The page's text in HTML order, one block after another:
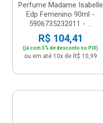
Perfume Madame Isabelle
Edp Femenino 90ml -
5906735232011 - ...
R$ 104,41
(já com 5% de desconto no PIX)
ou em até 10x de R$ 10,99